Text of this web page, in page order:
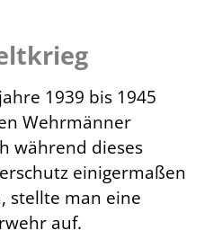
1939 bis 1945
Wehrmänner
während dieses
einigermaßen
stellte man eine
auf.